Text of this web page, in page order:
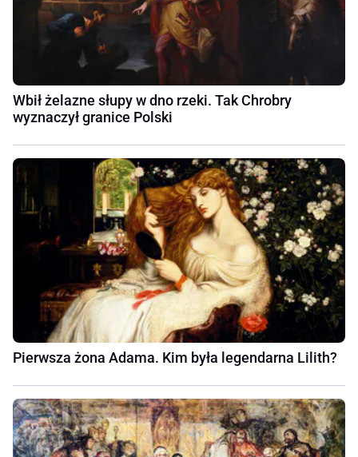
Wbił żelazne słupy w dno rzeki. Tak Chrobry
wyznaczył granice Polski
Pierwsza żona Adama. Kim była legendarna Lilith?